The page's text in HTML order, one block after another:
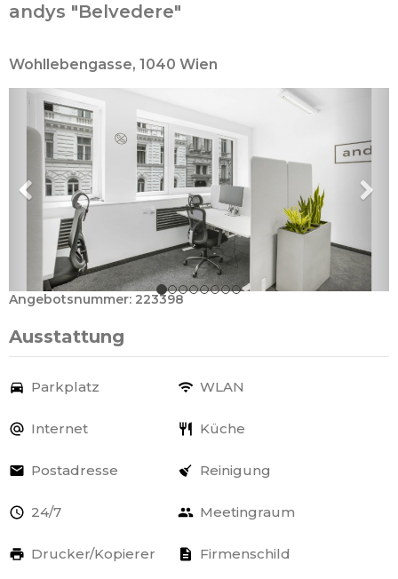
andys "Belvedere"
Wohllebengasse, 1040 Wien
Angebotsnummer: 223398
Ausstattung
Parkplatz WLAN
Internet Küche
Postadresse Reinigung
24/7 Meetingraum
Drucker/Kopierer Firmenschild